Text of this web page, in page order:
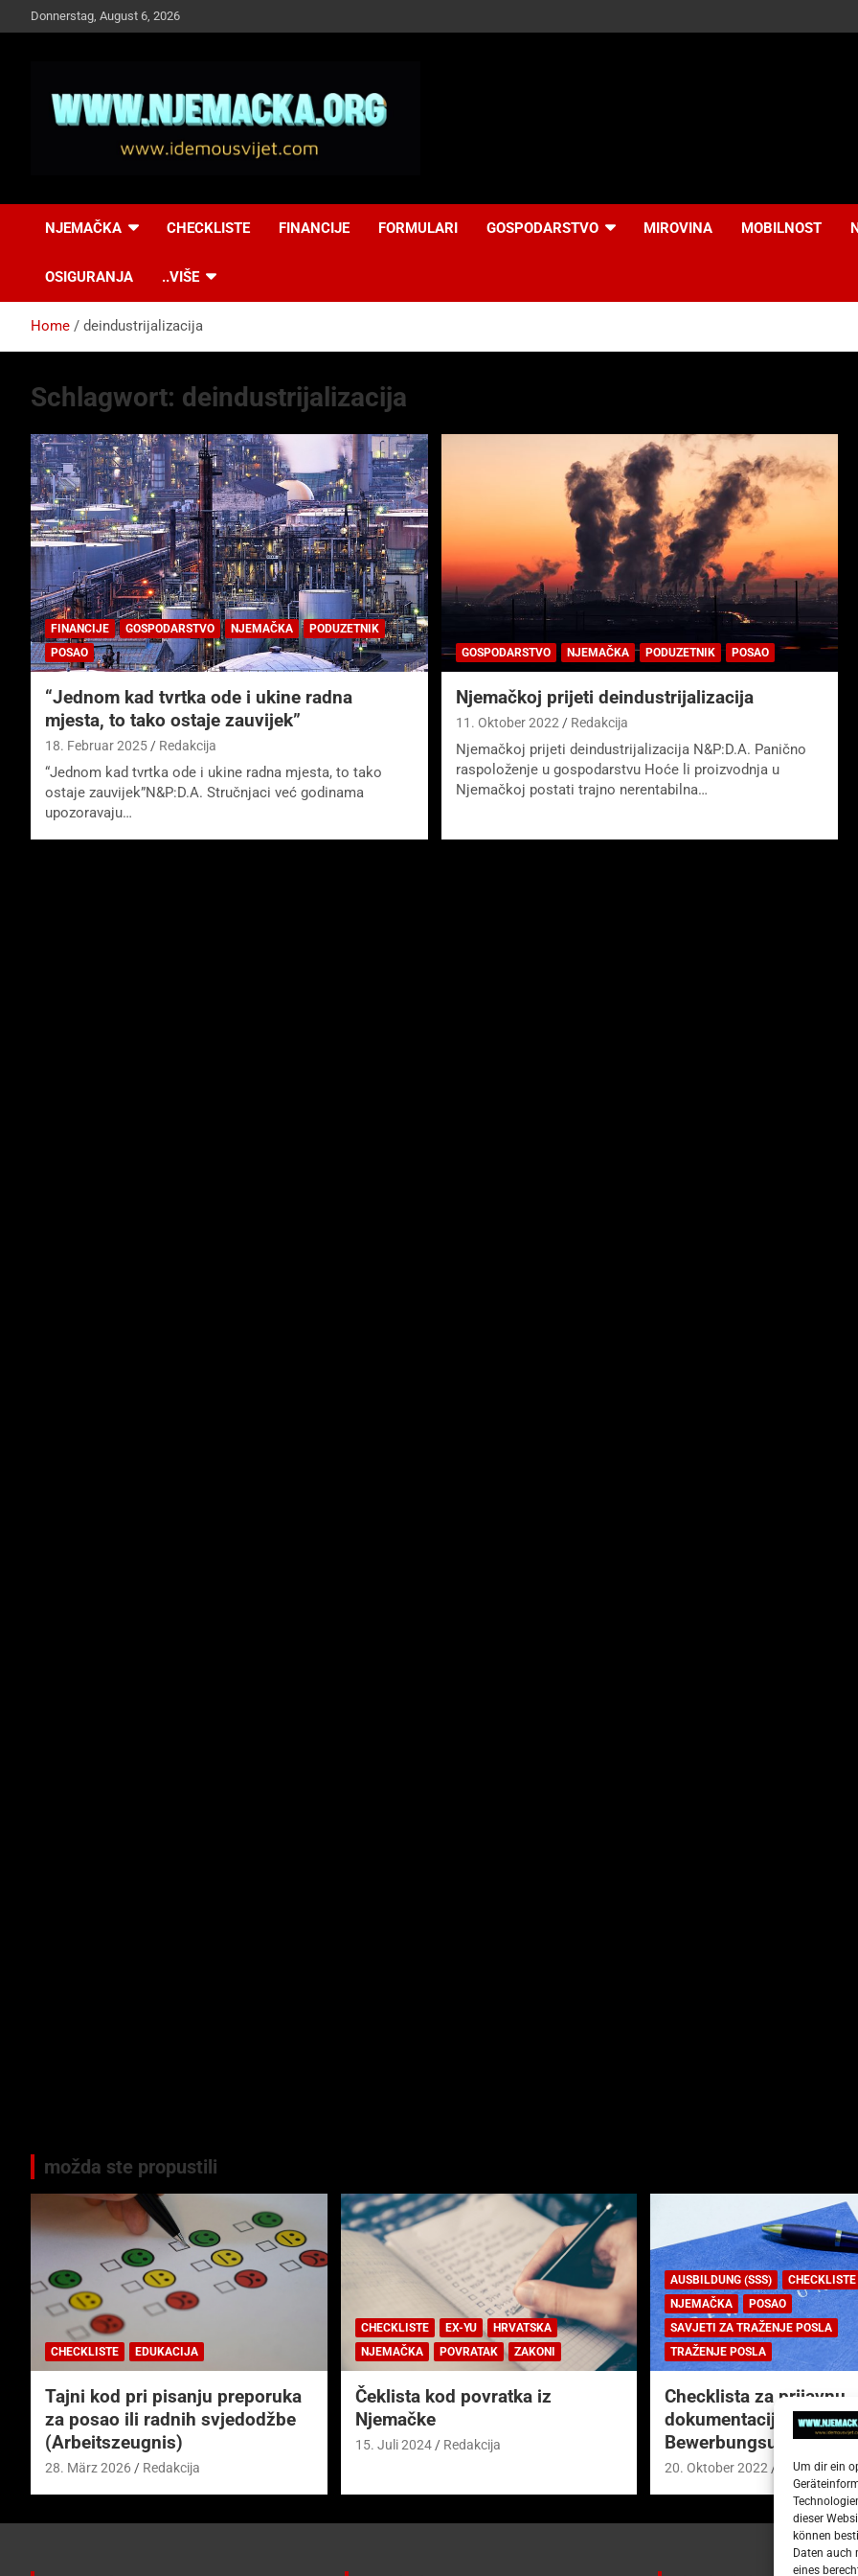
Um dir ein
dieser
können
Daten auch
eines
to
Donnerstag, August 6, 2026
Idemo u Svijet-
NJEMAČKA CHECKLISTE FINANCIJE FORMULARI GOSPODARSTVO MIROVINA MOBILNOST
OSIGURANJA ..VIŠE
Home deindustrijalizacija
Schlagwort: deindustrijalizacija
FINANCIJE GOSPODARSTVO NJEMAČKA
PODUZETNIK
POSAO
“Jednom kad tvrtka ode i ukine radna
mjesta, to tako ostaje zauvijek”
18. Februar 2025 Redakcija
“Jednom kad tvrtka ode i ukine radna mjesta, to tako
ostaje zauvijek”N&P:D.A. Stručnjaci već godinama
upozoravaju…
GOSPODARSTVO NJEMAČKA PODUZETNIK POSAO
Njemačkoj prijeti deindustrijalizacija
11. Oktober 2022 Redakcija
Njemačkoj prijeti deindustrijalizacija N&P:D.A. Panično
raspoloženje u gospodarstvu Hoće li proizvodnja u
Njemačkoj postati trajno nerentabilna…
možda ste propustili
CHECKLISTE EDUKACIJA
Tajni kod pri pisanju preporuka
za posao ili radnih svjedodžbe
(Arbeitszeugnis)
28. März 2026 Redakcija
CHECKLISTE EX-YU
HRVATSKA
NJEMAČKA
POVRATAK ZAKONI
Čeklista kod povratka iz
Njemačke
15. Juli 2024 Redakcija
AUSBILDUNG (SSS)
CHECKLISTE
NJEMAČKA
POSAO
SAVJETI ZA TRAŽENJE POSLA
TRAŽENJE POSLA
Checklista za prijavnu
dokumentaciju (njem.
20. Oktober 2022 Redakcija